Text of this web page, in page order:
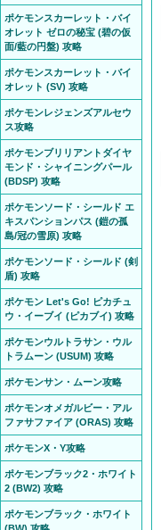
ポケモンスカーレット・バイ
オレット ゼロの秘宝 (碧の仮
面/藍の円盤) 攻略
ポケモンスカーレット・バイ
オレット (SV) 攻略
ポケモンレジェンズアルセウ
ス攻略
ポケモンブリリアントダイヤ
モンド・シャイニングパール
(BDSP) 攻略
ポケモンソード・シールド エ
キスパンションパス (鎧の孤
島/冠の雪原) 攻略
ポケモンソード・シールド (剣
盾) 攻略
ポケモン Let's Go! ピカチュ
ウ・イーブイ (ピカブイ) 攻略
ポケモンウルトラサン・ウル
トラムーン (USUM) 攻略
ポケモンサン・ムーン攻略
ポケモンオメガルビー・アル
ファサファイア (ORAS) 攻略
ポケモンX・Y攻略
ポケモンブラック2・ホワイト
2 (BW2) 攻略
ポケモンブラック・ホワイト